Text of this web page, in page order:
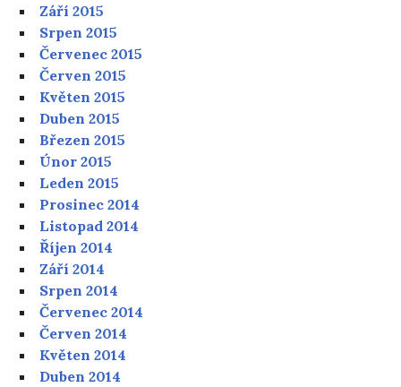
Září 2015
Srpen 2015
Červenec 2015
Červen 2015
Květen 2015
Duben 2015
Březen 2015
Únor 2015
Leden 2015
Prosinec 2014
Listopad 2014
Říjen 2014
Září 2014
Srpen 2014
Červenec 2014
Červen 2014
Květen 2014
Duben 2014